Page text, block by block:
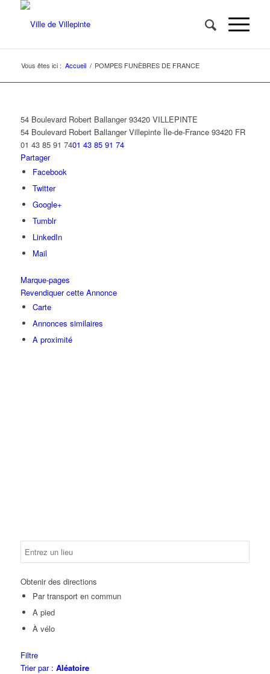
Vous êtes ici : Accueil / POMPES FUNÈBRES DE FRANCE
54 Boulevard Robert Ballanger 93420 VILLEPINTE
54 Boulevard Robert Ballanger Villepinte Île-de-France 93420 FR
01 43 85 91 7401 43 85 91 74
Partager
Facebook
Twitter
Google+
Tumblr
LinkedIn
Mail
Marque-pages
Revendiquer cette Annonce
Carte
Annonces similaires
A proximité
Obtenir des directions
Par transport en commun
A pied
À vélo
Filtre
Trier par : Aléatoire